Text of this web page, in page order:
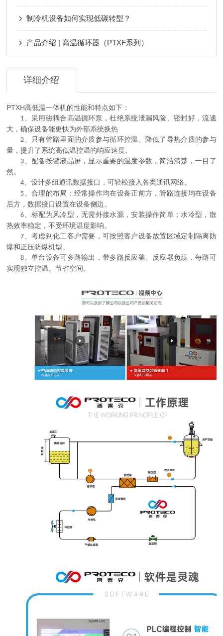
制冷机设备如何实现低碳转型？
产品介绍 | 高温循环器（PTXF系列）
详细介绍
PTXH高低温一体机的性能和特点如下：
1、采用磁耦合高温循环泵，杜绝系统泄漏风险、 密封好，流速
大，确保设备能更快为外部系统换热
2、只有管路里面的介质参与循环控温、降低了导热介质的参与
量，提升了系统高低温控温的响应速度。
3、配备按键液晶屏，显示重要的温度参数，简洁清楚，一目了
然。
4、设计多组通讯数据接口，可轻松接入各类通讯网络。
5、合理的布局：经常操作均在设备正前方，管路连接均在设备
后方，数据接口设置在设备侧边。
6、标配为风冷型，无需外接水源，安装操作简单；水冷型，散
热效率稳定，不受环境温度影响。
7、考虑到化工客户需要，可按照客户设备放置区域定制隔离防
爆和正压防爆机型。
8、单台设备可多路输出，带多路反应釜、反应器负载，每路可
实现独立控温。节省空间。